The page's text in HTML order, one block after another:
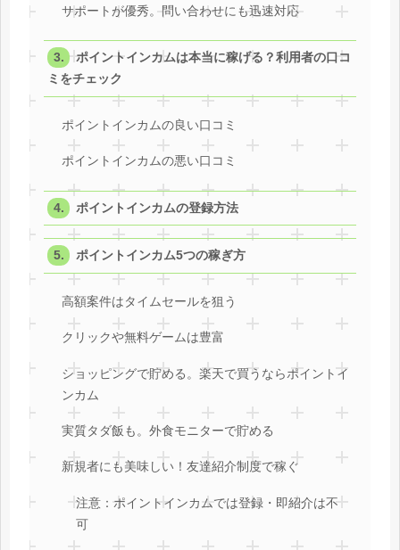
サポートが優秀。問い合わせにも迅速対応
ポイントインカムは本当に稼げる？利用者の口コ
ミをチェック
ポイントインカムの良い口コミ
ポイントインカムの悪い口コミ
ポイントインカムの登録方法
ポイントインカム5つの稼ぎ方
高額案件はタイムセールを狙う
クリックや無料ゲームは豊富
ショッピングで貯める。楽天で買うならポイントイ
ンカム
実質タダ飯も。外食モニターで貯める
新規者にも美味しい！友達紹介制度で稼ぐ
注意：ポイントインカムでは登録・即紹介は不
可